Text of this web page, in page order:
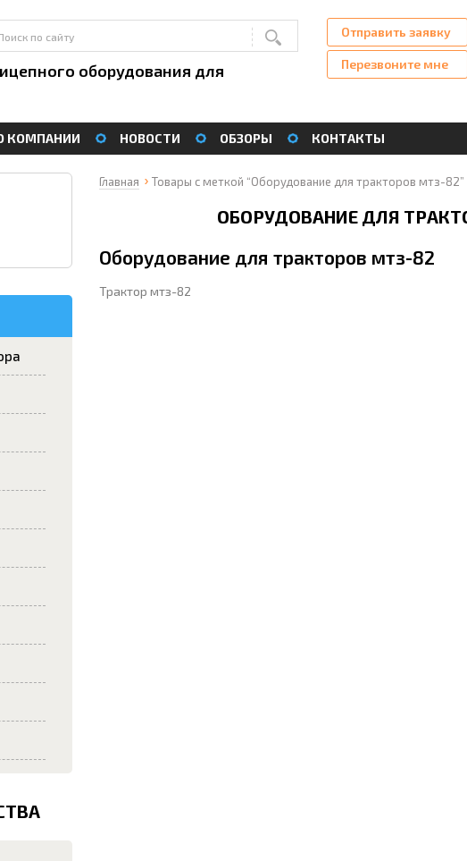
оборудования для
Отправить заявку
Перезвоните мне
КОМПАНИИ НОВОСТИ ОБЗОРЫ КОНТАКТЫ
Главная Товары с меткой “Оборудование для тракторов мтз-82”
ОБОРУДОВАНИЕ ДЛЯ
Оборудование для тракторов мтз-82
Трактор мтз-82